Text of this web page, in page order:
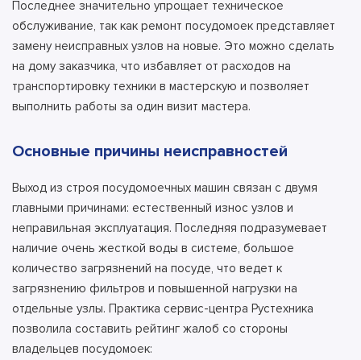
Последнее значительно упрощает техническое
обслуживание, так как ремонт посудомоек представляет
замену неисправных узлов на новые. Это можно сделать
на дому заказчика, что избавляет от расходов на
транспортировку техники в мастерскую и позволяет
выполнить работы за один визит мастера.
Основные причины неисправностей
Выход из строя посудомоечных машин связан с двумя
главными причинами: естественный износ узлов и
неправильная эксплуатация. Последняя подразумевает
наличие очень жесткой воды в системе, большое
количество загрязнений на посуде, что ведет к
загрязнению фильтров и повышенной нагрузки на
отдельные узлы. Практика сервис-центра Рустехника
позволила составить рейтинг жалоб со стороны
владельцев посудомоек: